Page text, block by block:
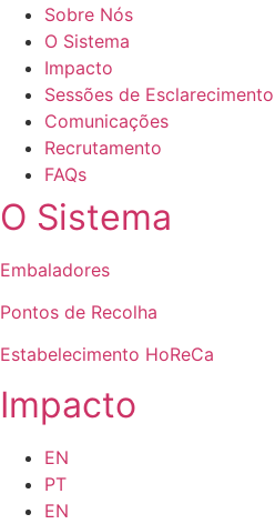
Sobre Nós
O Sistema
Impacto
Sessões de Esclarecimento
Comunicações
Recrutamento
FAQs
O Sistema
Embaladores
Pontos de Recolha
Estabelecimento HoReCa
Impacto
EN
PT
EN